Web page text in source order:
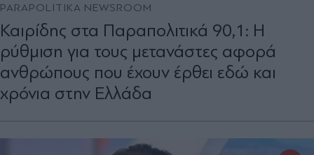
PARAPOLITIKA NEWSROOM
Καιρίδης στα Παραπολιτικά 90,1: Η
ρύθμιση για τους μετανάστες αφορά
ανθρώπους που έχουν έρθει εδώ και
χρόνια στην Ελλάδα